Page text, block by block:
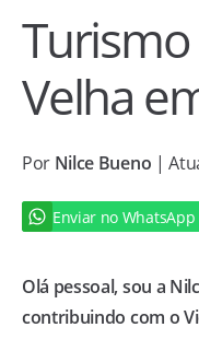
Velha
Por Nilce Bueno |
Enviar no WhatsApp
Olá pessoal, sou a
contribuindo com o